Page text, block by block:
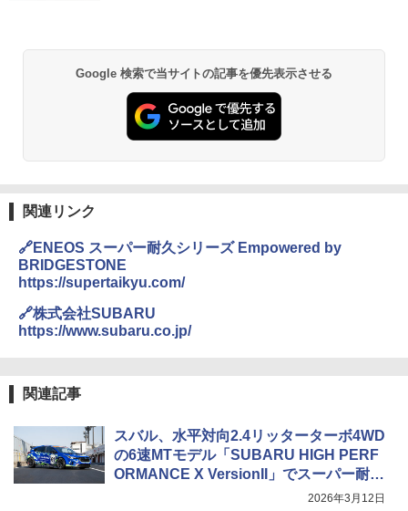
Google 検索で当サイトの記事を優先表示させる
関連リンク
🔗ENEOS スーパー耐久シリーズ Empowered by
BRIDGESTONE
https://supertaikyu.com/
🔗株式会社SUBARU
https://www.subaru.co.jp/
関連記事
スバル、水平対向2.4リッターターボ4WD
の6速MTモデル「SUBARU HIGH PERF
ORMANCE X VersionII」でスーパー耐久
2026年3月12日